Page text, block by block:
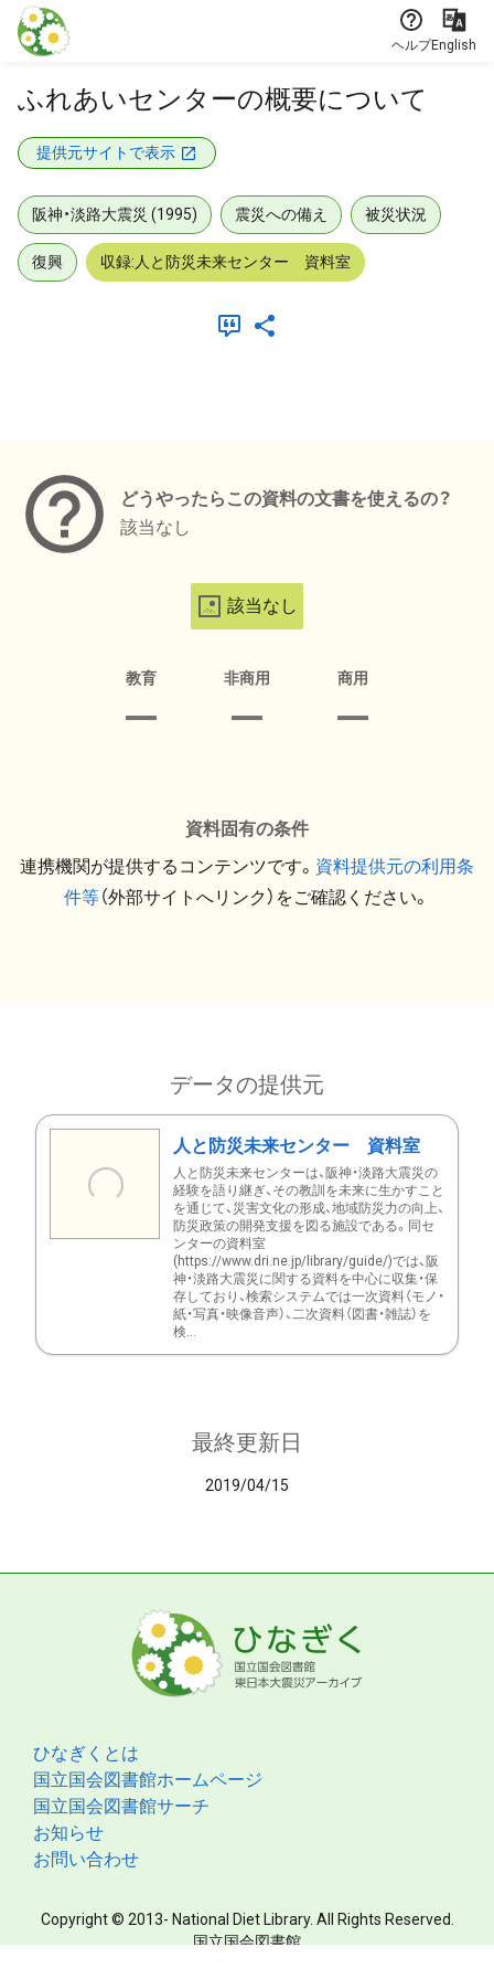
本文に飛ぶ
ヘルプEnglish
ふれあいセンターの概要について
提供元サイトで表示
阪神・淡路大震災 (1995) 震災への備え 被災状況
復興 収録:人と防災未来センター 資料室
どうやったらこの資料の文書を使えるの？
該当なし
該当なし
教育 非商用 商用
資料固有の条件
連携機関が提供するコンテンツです。 資料提供元の利用条
件等（外部サイトへリンク）をご確認ください。
データの提供元
人と防災未来センター 資料室
人と防災未来センターは、阪神・淡路大震災の
経験を語り継ぎ、その教訓を未来に生かすこと
を通じて、災害文化の形成、地域防災力の向上、
防災政策の開発支援を図る施設である。同セ
ンターの資料室
(https://www.dri.ne.jp/library/guide/)では、阪
神・淡路大震災に関する資料を中心に収集・保
存しており、検索システムでは一次資料（モノ・
紙・写真・映像音声）、二次資料（図書・雑誌）を
検...
最終更新日
2019/04/15
ひなぎくとは
国立国会図書館ホームページ
国立国会図書館サーチ
お知らせ
お問い合わせ
Copyright © 2013- National Diet Library. All Rights Reserved.